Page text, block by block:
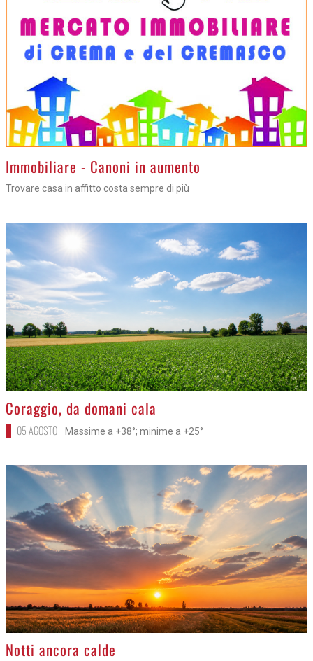
>Immobiliare - Canoni in aumento
Trovare casa in affitto costa sempre di più
>
Coraggio, da domani cala
05 AGOSTO Massime a +38°; minime a +25°
>
Notti ancora calde